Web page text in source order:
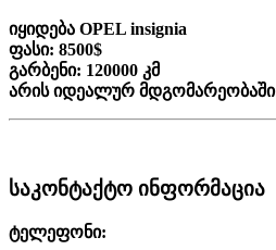
იყიდება OPEL insignia
ფასი: 8500$
გარბენი: 120000 კმ
არის იდეალურ მდგომარეობაში
საკონტაქტო ინფორმაცია
ტელეფონი: